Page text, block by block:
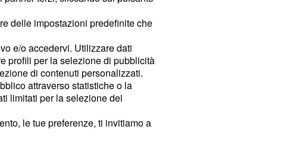
delle impostazioni predefinite che
e/o accedervi. Utilizzare dati
profili per la selezione di pubblicità
di contenuti personalizzati.
attraverso statistiche o la
limitati per la selezione dei
le tue preferenze, ti invitiamo a